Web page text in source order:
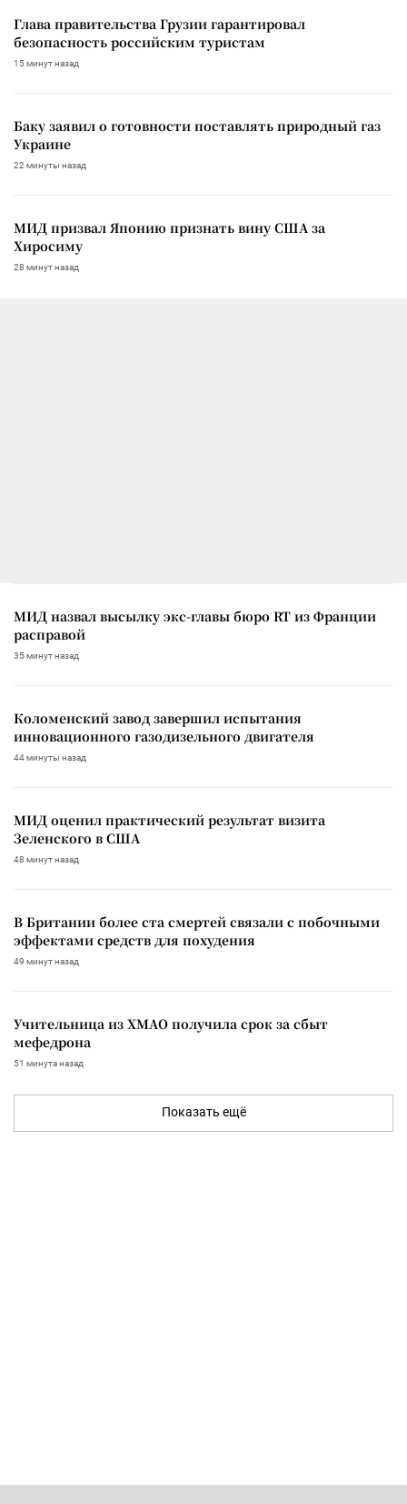
Глава правительства Грузии гарантировал
безопасность российским туристам
15 минут назад
Баку заявил о готовности поставлять природный газ
Украине
22 минуты назад
МИД призвал Японию признать вину США за
Хиросиму
28 минут назад
МИД назвал высылку экс-главы бюро RT из Франции
расправой
35 минут назад
Коломенский завод завершил испытания
инновационного газодизельного двигателя
44 минуты назад
МИД оценил практический результат визита
Зеленского в США
48 минут назад
В Британии более ста смертей связали с побочными
эффектами средств для похудения
49 минут назад
Учительница из ХМАО получила срок за сбыт
мефедрона
51 минута назад
Показать ещё